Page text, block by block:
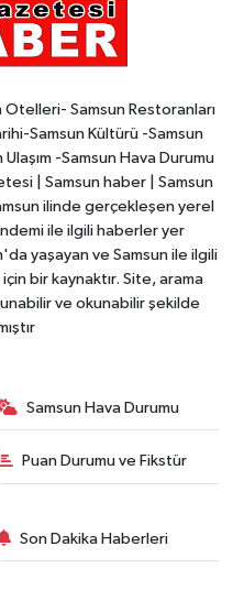
Otelleri- Samsun Restoranları
Samsun Kültürü -Samsun
-Samsun Hava Durumu
| Samsun haber | Samsun
ilinde gerçekleşen yerel
ile ilgili haberler yer
yaşayan ve Samsun ile ilgili
bir kaynaktır. Site, arama
ve okunabilir şekilde
Samsun Hava Durumu
Puan Durumu ve Fikstür
Son Dakika Haberleri